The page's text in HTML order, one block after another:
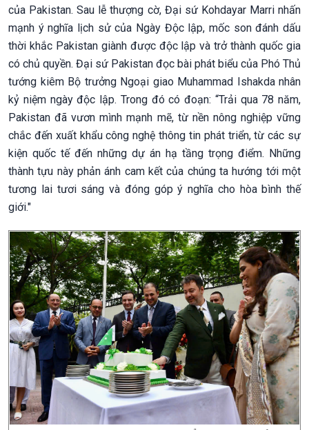
của Pakistan. Sau lễ thượng cờ, Đại sứ Kohdayar Marri nhấn
mạnh ý nghĩa lịch sử của Ngày Độc lập, mốc son đánh dấu
thời khắc Pakistan giành được độc lập và trở thành quốc gia
có chủ quyền. Đại sứ Pakistan đọc bài phát biểu của Phó Thủ
tướng kiêm Bộ trưởng Ngoại giao Muhammad Ishakda nhân
kỷ niệm ngày độc lập. Trong đó có đoạn: “Trải qua 78 năm,
Pakistan đã vươn mình mạnh mẽ, từ nền nông nghiệp vững
chắc đến xuất khẩu công nghệ thông tin phát triển, từ các sự
kiện quốc tế đến những dự án hạ tầng trọng điểm. Những
thành tựu này phản ánh cam kết của chúng ta hướng tới một
tương lai tươi sáng và đóng góp ý nghĩa cho hòa bình thế
giới."